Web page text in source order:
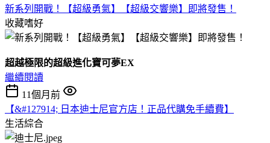
新系列開戰！【超級勇氣】【超級交響樂】即將發售！
收藏嗜好
超越極限的超級進化寶可夢EX
繼續閱讀
11個月前
【&#127914; 日本迪士尼官方店！正品代購免手續費】
生活綜合